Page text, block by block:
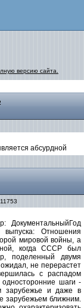
версию сайта.
абсурдной
ДокументальныйГод
Отношения
мировой войны, а
когда СССР был
поделенный двумя
не перерастет
с распадом
шаги -
зарубежье и даже в
зарубежьем ближним.